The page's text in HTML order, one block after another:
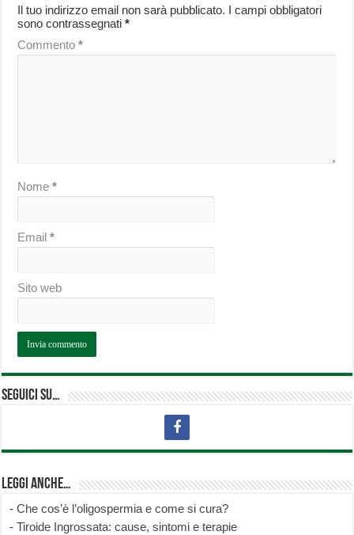
Il tuo indirizzo email non sarà pubblicato. I campi obbligatori
sono contrassegnati*
Commento*
Nome*
Email*
Sito web
Seguici su…
Leggi anche…
-Che cos’è l’oligospermia e come si cura?
-Tiroide Ingrossata: cause, sintomi e terapie